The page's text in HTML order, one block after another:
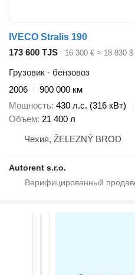
IVECO Stralis 190
173 600 TJS
16 300 € ≈ 18 830 $
Грузовик - бензовоз
2006
900 000 км
Мощность 430 л.с. (316 кВт)
Объем 21 400 л
Чехия, ŽELEZNÝ BROD
Autorent s.r.o.